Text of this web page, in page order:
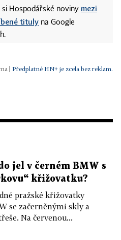
si Hospodářské noviny mezi
tituly na Google
Předplatné HN+ je zcela bez reklam.
jel v černém BMW s
křižovatku?
pražské křižovatky
se začerněnými skly a
Na červenou...